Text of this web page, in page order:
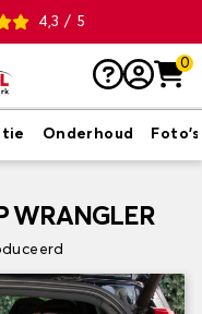
4,3 / 5
0
Onderhoud Foto's
WRANGLER